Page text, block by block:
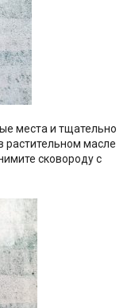
места и тщательно
растительном масле
сковороду с